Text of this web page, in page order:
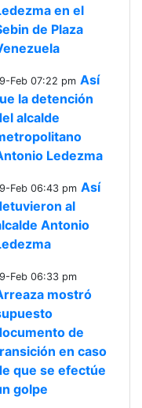
en el
de Plaza
Feb 07:22 pm Así
la detención
alcalde
Ledezma
Feb 06:43 pm Así
al
Antonio
Feb 06:33 pm
mostró
de
en caso
que se efectúe
golpe